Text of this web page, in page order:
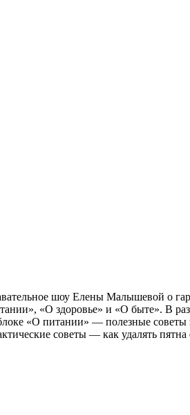
шоу Елены Малышевой о
«О здоровье» и «О быте». В
«О питании» — полезные
советы — как удалять